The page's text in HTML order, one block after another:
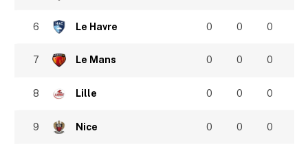
6 Le Havre 0 0 0
7 Le Mans 0 0 0
8 Lille 0 0 0
9 Nice 0 0 0